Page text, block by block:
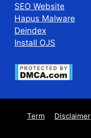
SEO Website
Hapus Malware
Deindex
Install OJS
Term Disclaimer